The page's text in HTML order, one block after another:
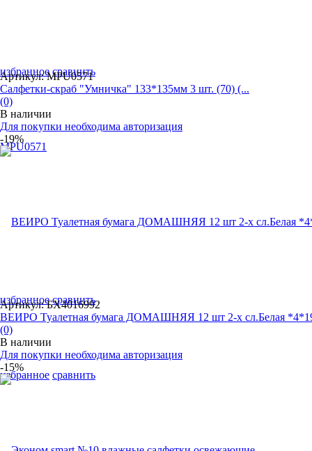
избранное сравнить
избранное сравнить
Артикул: MPU0571
Салфетки-скраб "Умничка" 133*135мм 3 шт. (70) (...
(0)
В наличии
Для покупки необходима авторизация
-19%
избранное сравнить
Артикул: БХ4016992
ВЕИРО Туалетная бумага ДОМАШНЯЯ 12 шт 2-х сл.Белая
(0)
В наличии
Для покупки необходима авторизация
-15%